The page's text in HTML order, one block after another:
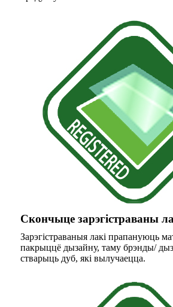
Скончыце зарэгістраваны
Зарэгістраваныя лакі прапануюць
пакрыццё дызайну, таму брэнды/
стварыць дуб, які вылучаецца.